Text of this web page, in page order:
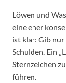
Löwen und
eine eher
ist klar: Gib nur
Schulden. Ein
Sternzeichen
führen.